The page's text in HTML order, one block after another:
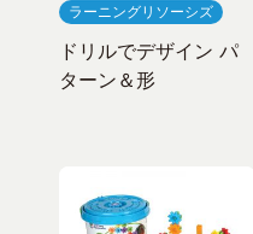
ラーニングリソーシズ
ドリルでデザイン パ
ターン＆形